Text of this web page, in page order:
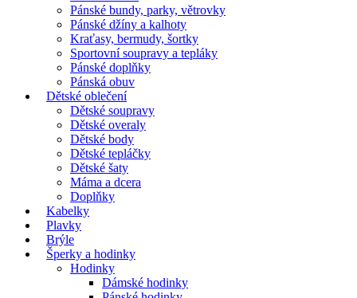
Pánské bundy, parky, větrovky
Pánské džíny a kalhoty
Kraťasy, bermudy, šortky
Sportovní soupravy a tepláky
Pánské doplňky
Pánská obuv
Dětské oblečení
Dětské soupravy
Dětské overaly
Dětské body
Dětské tepláčky
Dětské šaty
Máma a dcera
Doplňky
Kabelky
Plavky
Brýle
Šperky a hodinky
Hodinky
Dámské hodinky